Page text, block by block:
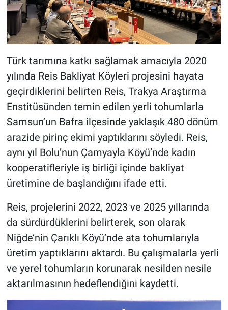
Türk tarımına katkı sağlamak amacıyla 2020
yılında Reis Bakliyat Köyleri projesini hayata
geçirdiklerini belirten Reis, Trakya Araştırma
Enstitüsünden temin edilen yerli tohumlarla
Samsun’un Bafra ilçesinde yaklaşık 480 dönüm
arazide pirinç ekimi yaptıklarını söyledi. Reis,
aynı yıl Bolu’nun Çamyayla Köyü’nde kadın
kooperatifleriyle iş birliği içinde bakliyat
üretimine de başlandığını ifade etti.
Reis, projelerini 2022, 2023 ve 2025 yıllarında
da sürdürdüklerini belirterek, son olarak
Niğde’nin Çarıklı Köyü’nde ata tohumlarıyla
üretim yaptıklarını aktardı. Bu çalışmalarla yerli
ve yerel tohumların korunarak nesilden nesile
aktarılmasının hedeflendiğini kaydetti.